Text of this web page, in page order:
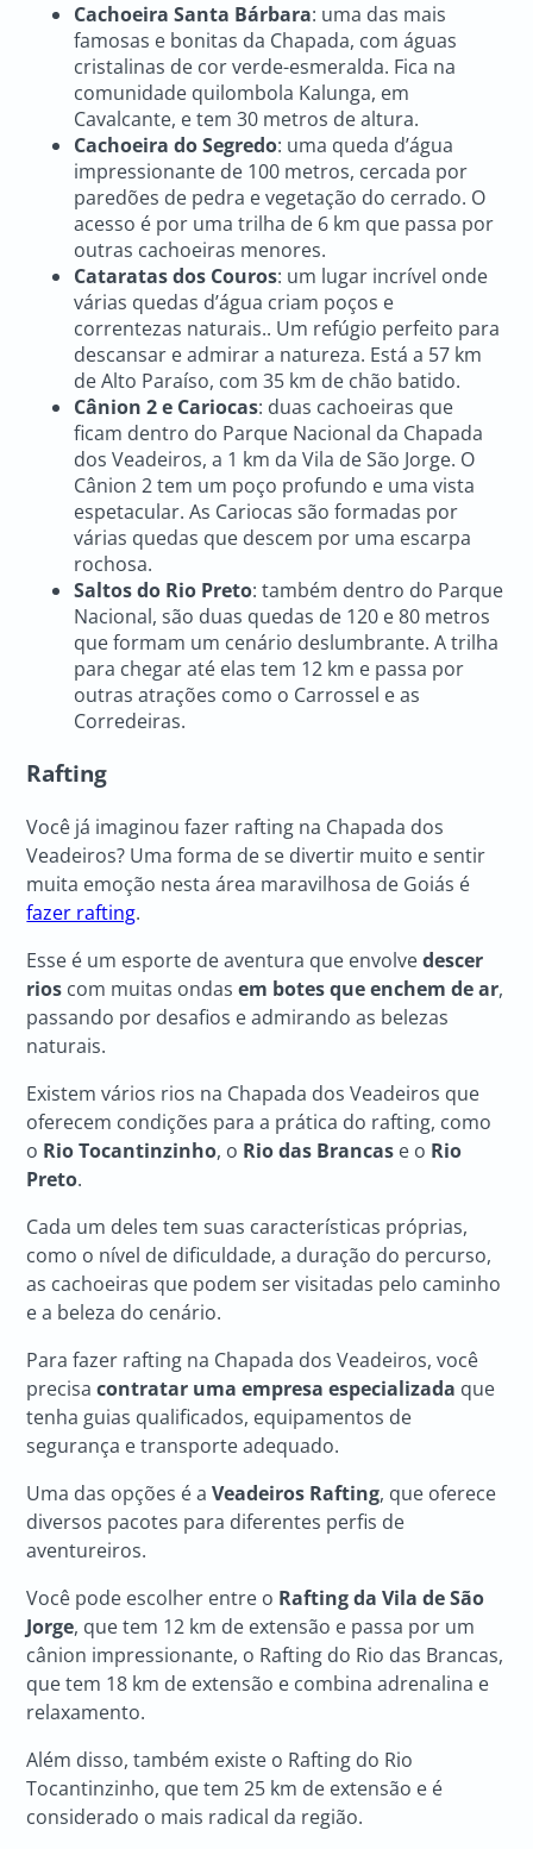
Cachoeira Santa Bárbara: uma das mais
famosas e bonitas da Chapada, com águas
cristalinas de cor verde-esmeralda. Fica na
comunidade quilombola Kalunga, em
Cavalcante, e tem 30 metros de altura.
Cachoeira do Segredo: uma queda d’água
impressionante de 100 metros, cercada por
paredões de pedra e vegetação do cerrado. O
acesso é por uma trilha de 6 km que passa por
outras cachoeiras menores.
Cataratas dos Couros: um lugar incrível onde
várias quedas d’água criam poços e
correntezas naturais.. Um refúgio perfeito para
descansar e admirar a natureza. Está a 57 km
de Alto Paraíso, com 35 km de chão batido.
Cânion 2 e Cariocas: duas cachoeiras que
ficam dentro do Parque Nacional da Chapada
dos Veadeiros, a 1 km da Vila de São Jorge. O
Cânion 2 tem um poço profundo e uma vista
espetacular. As Cariocas são formadas por
várias quedas que descem por uma escarpa
rochosa.
Saltos do Rio Preto: também dentro do Parque
Nacional, são duas quedas de 120 e 80 metros
que formam um cenário deslumbrante. A trilha
para chegar até elas tem 12 km e passa por
outras atrações como o Carrossel e as
Corredeiras.
Rafting
Você já imaginou fazer rafting na Chapada dos
Veadeiros? Uma forma de se divertir muito e sentir
muita emoção nesta área maravilhosa de Goiás é
fazer rafting.
Esse é um esporte de aventura que envolvedescer
rios com muitas ondasem botes que enchem de ar,
passando por desafios e admirando as belezas
naturais.
Existem vários rios na Chapada dos Veadeiros que
oferecem condições para a prática do rafting, como
o Rio Tocantinzinho, o Rio das Brancas e o Rio
Preto.
Cada um deles tem suas características próprias,
como o nível de dificuldade, a duração do percurso,
as cachoeiras que podem ser visitadas pelo caminho
e a beleza do cenário.
Para fazer rafting na Chapada dos Veadeiros, você
precisacontratar uma empresa especializada que
tenha guias qualificados, equipamentos de
segurança e transporte adequado.
Uma das opções é a Veadeiros Rafting, que oferece
diversos pacotes para diferentes perfis de
aventureiros.
Você pode escolher entre o Rafting da Vila de São
Jorge, que tem 12 km de extensão e passa por um
cânion impressionante, o Rafting do Rio das Brancas,
que tem 18 km de extensão e combina adrenalina e
relaxamento.
Além disso, também existe o Rafting do Rio
Tocantinzinho, que tem 25 km de extensão e é
considerado o mais radical da região.